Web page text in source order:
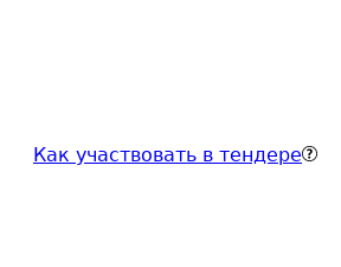
Как участвовать в тендере